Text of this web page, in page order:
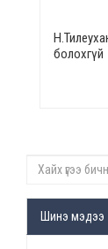
болохгүй
Шинэ мэдээ